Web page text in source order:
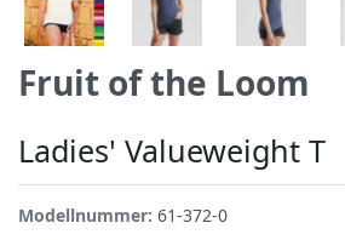
Fruit of the Loom
Ladies' Valueweight T
Modellnummer: 61-372-0